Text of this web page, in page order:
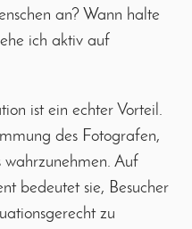
an? Wann halte
ich aktiv auf
ist ein echter Vorteil.
des Fotografen,
wahrzunehmen. Auf
bedeutet sie, Besucher
zu